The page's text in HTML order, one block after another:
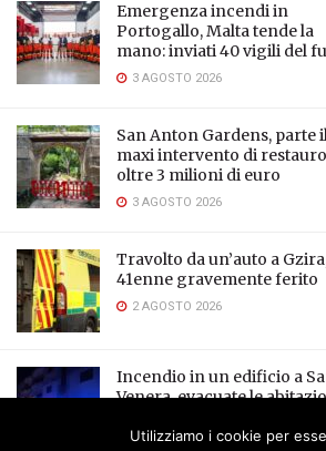
Emergenza incendi in
Portogallo, Malta tende la
mano: inviati 40 vigili del
3 AGOSTO 2026
San Anton Gardens, parte
maxi intervento di
oltre 3 milioni di euro
3 AGOSTO 2026
Travolto da un’auto a
41enne gravemente ferito
2 AGOSTO 2026
Incendio in un edificio a
Venera, evacuate le
2 AGOSTO 2026
Utilizziamo i cookie per